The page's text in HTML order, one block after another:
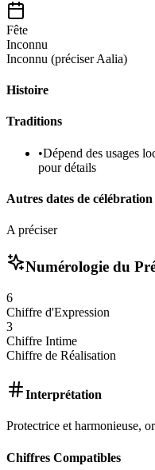
Fête
Inconnu
Inconnu (préciser Aalia)
Histoire
Traditions
•Dépend des usages
pour détails
Autres dates de célébration
A préciser
Numérologie du
6
Chiffre d'Expression
3
Chiffre Intime
Chiffre de Réalisation
Interprétation
Protectrice et harmonieuse,
Chiffres Compatibles